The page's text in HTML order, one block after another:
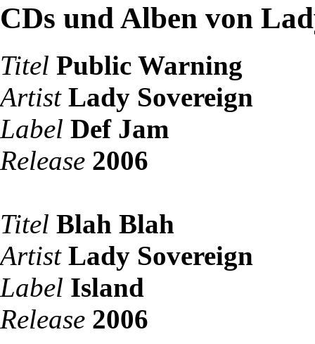
CDs und Alben von
Titel Public Warning
Artist Lady Sovereign
Label Def Jam
Release 2006
Titel Blah Blah
Artist Lady Sovereign
Label Island
Release 2006